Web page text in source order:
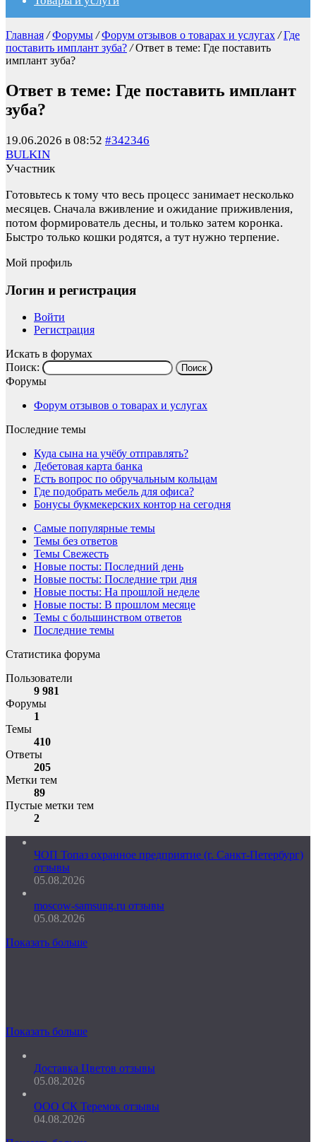
Главная / Форумы / Форум отзывов о товарах и услугах / Где
поставить имплант зуба? / Ответ в теме: Где поставить
имплант зуба?
Ответ в теме: Где поставить имплант
зуба?
19.06.2026 в 08:52 #342346
BULKIN
Участник
Готовьтесь к тому что весь процесс занимает несколько
месяцев. Сначала вживление и ожидание приживления,
потом формирователь десны, и только затем коронка.
Быстро только кошки родятся, а тут нужно терпение.
Мой профиль
Логин и регистрация
Войти
Регистрация
Искать в форумах
Поиск:
Форумы
Форум отзывов о товарах и услугах
Последние темы
Куда сына на учёбу отправлять?
Дебетовая карта банка
Есть вопрос по обручальным кольцам
Где подобрать мебель для офиса?
Бонусы букмекерских контор на сегодня
Самые популярные темы
Темы без ответов
Темы Свежесть
Новые посты: Последний день
Новые посты: Последние три дня
Новые посты: На прошлой неделе
Новые посты: В прошлом месяце
Темы с большинством ответов
Последние темы
Статистика форума
Пользователи
9 981
Форумы
1
Темы
410
Ответы
205
Метки тем
89
Пустые метки тем
2
ЧОП Топаз охранное предприятие (г. Санкт-Петербург)
отзывы
05.08.2026
moscow-samsung.ru отзывы
05.08.2026
Показать больше
Показать больше
Доставка Цветов отзывы
05.08.2026
ООО СК Теремок отзывы
04.08.2026